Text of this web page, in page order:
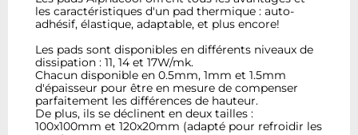
les caractéristiques d'un pad thermique : auto-
adhésif, élastique, adaptable, et plus encore!
Les pads sont disponibles en différents niveaux de
dissipation : 11, 14 et 17W/mk.
Chacun disponible en 0.5mm, 1mm et 1.5mm
d'épaisseur pour être en mesure de compenser
parfaitement les différences de hauteur.
De plus, ils se déclinent en deux tailles :
100x100mm et 120x20mm (adapté pour refroidir les